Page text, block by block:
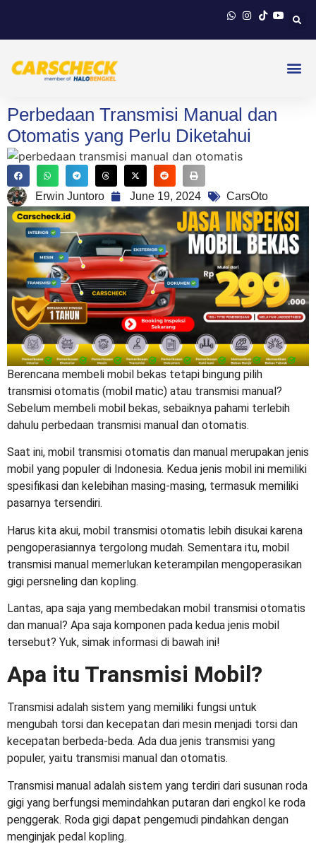
Perbedaan Transmisi Manual dan
Otomatis yang Perlu Diketahui
Erwin Juntoro June 19, 2024 CarsOto
Berencana membeli mobil bekas tetapi bingung pilih
transmisi otomatis (mobil matic) atau transmisi manual?
Sebelum membeli mobil bekas, sebaiknya pahami terlebih
dahulu perbedaan transmisi manual dan otomatis.
Saat ini, mobil transmisi otomatis dan manual merupakan jenis
mobil yang populer di Indonesia. Kedua jenis mobil ini memiliki
spesifikasi dan kelebihan masing-masing, termasuk memiliki
pasarnya tersendiri.
Harus kita akui, mobil transmisi otomatis lebih disukai karena
pengoperasiannya tergolong mudah. Sementara itu, mobil
transmisi manual memerlukan keterampilan mengoperasikan
gigi persneling dan kopling.
Lantas, apa saja yang membedakan mobil transmisi otomatis
dan manual? Apa saja komponen pada kedua jenis mobil
tersebut? Yuk, simak informasi di bawah ini!
Apa itu Transmisi Mobil?
Transmisi adalah sistem yang memiliki fungsi untuk
mengubah torsi dan kecepatan dari mesin menjadi torsi dan
kecepatan berbeda-beda. Ada dua jenis transmisi yang
populer, yaitu transmisi manual dan otomatis.
Transmisi manual adalah sistem yang terdiri dari susunan roda
gigi yang berfungsi memindahkan putaran dari engkol ke roda
penggerak. Roda gigi dapat pengemudi pindahkan dengan
menginjak pedal kopling.